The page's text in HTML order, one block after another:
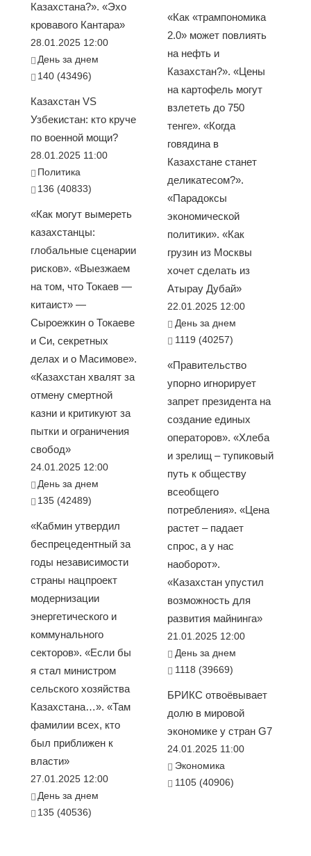
Казахстана?». «Эхо
кровавого Кантара»
28.01.2025 12:00
День за днем
140 (43496)
Казахстан VS
Узбекистан: кто круче
по военной мощи?
28.01.2025 11:00
Политика
136 (40833)
«Как могут вымереть
казахстанцы:
глобальные сценарии
рисков». «Выезжаем
на том, что Токаев —
китаист» —
Сыроежкин о Токаеве
и Си, секретных
делах и о Масимове».
«Казахстан хвалят за
отмену смертной
казни и критикуют за
пытки и ограничения
свобод»
24.01.2025 12:00
День за днем
135 (42489)
«Кабмин утвердил
беспрецедентный за
годы независимости
страны нацпроект
модернизации
энергетического и
коммунального
секторов». «Если бы
я стал министром
сельского хозяйства
Казахстана…». «Там
фамилии всех, кто
был приближен к
власти»
27.01.2025 12:00
День за днем
135 (40536)
«Как «трампономика
2.0» может повлиять
на нефть и
Казахстан?». «Цены
на картофель могут
взлететь до 750
тенге». «Когда
говядина в
Казахстане станет
деликатесом?».
«Парадоксы
экономической
политики». «Как
грузин из Москвы
хочет сделать из
Атырау Дубай»
22.01.2025 12:00
День за днем
1119 (40257)
«Правительство
упорно игнорирует
запрет президента на
создание единых
операторов». «Хлеба
и зрелищ – тупиковый
путь к обществу
всеобщего
потребления». «Цена
растет – падает
спрос, а у нас
наоборот».
«Казахстан упустил
возможность для
развития майнинга»
21.01.2025 12:00
День за днем
1118 (39669)
БРИКС отвоёвывает
долю в мировой
экономике у стран G7
24.01.2025 11:00
Экономика
1105 (40906)